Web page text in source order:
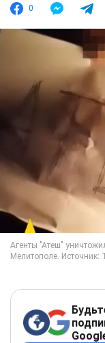
0